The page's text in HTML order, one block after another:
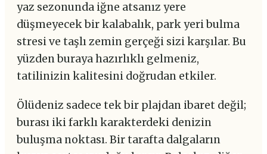
yaz sezonunda iğne atsanız yere
düşmeyecek bir kalabalık, park yeri bulma
stresi ve taşlı zemin gerçeği sizi karşılar. Bu
yüzden buraya hazırlıklı gelmeniz,
tatilinizin kalitesini doğrudan etkiler.
Ölüdeniz sadece tek bir plajdan ibaret değil;
burası iki farklı karakterdeki denizin
buluşma noktası. Bir tarafta dalgaların